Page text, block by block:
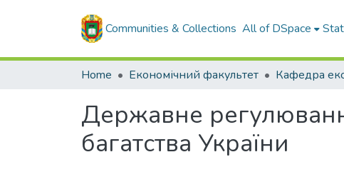
Communities & Collections All of DSpace
Home Економічний факультет
Державне
багатства України